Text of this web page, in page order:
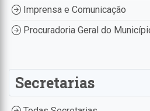
Imprensa e Comunicação
Procuradoria Geral do
Secretarias